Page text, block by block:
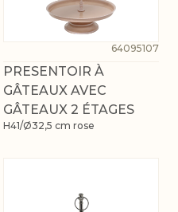
64095107
PRESENTOIR À
GÂTEAUX AVEC
GÂTEAUX 2 ÉTAGES
H41/Ø32,5 cm rose